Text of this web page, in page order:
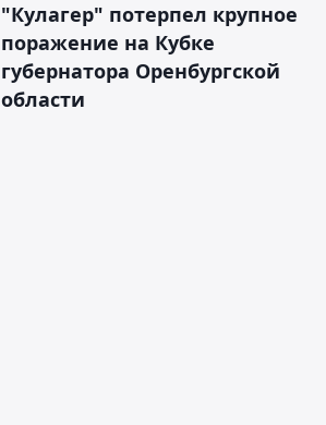
"Кулагер" потерпел крупное
поражение на Кубке
губернатора Оренбургской
области